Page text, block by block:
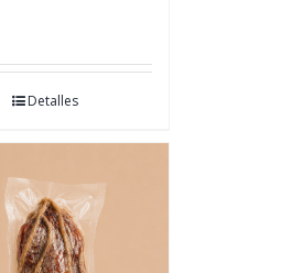
Detalles